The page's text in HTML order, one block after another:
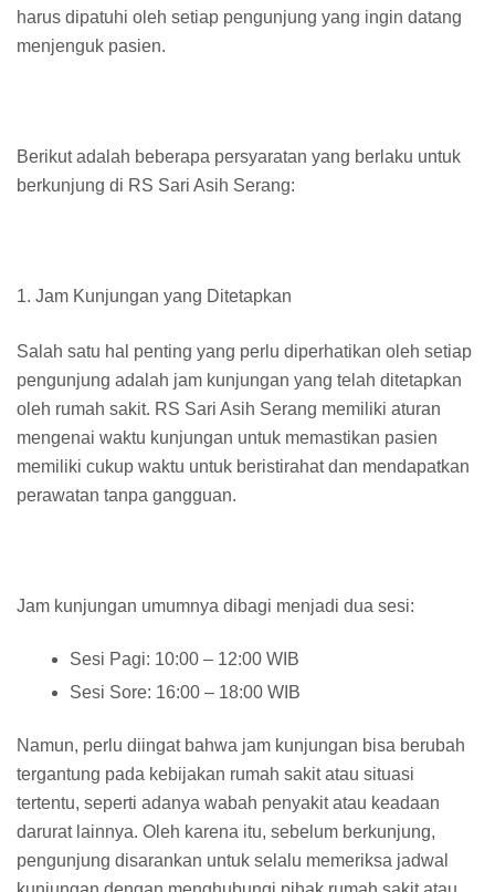
harus dipatuhi oleh setiap pengunjung yang ingin datang
menjenguk pasien.
Berikut adalah beberapa persyaratan yang berlaku untuk
berkunjung di RS Sari Asih Serang:
1. Jam Kunjungan yang Ditetapkan
Salah satu hal penting yang perlu diperhatikan oleh setiap
pengunjung adalah jam kunjungan yang telah ditetapkan
oleh rumah sakit. RS Sari Asih Serang memiliki aturan
mengenai waktu kunjungan untuk memastikan pasien
memiliki cukup waktu untuk beristirahat dan mendapatkan
perawatan tanpa gangguan.
Jam kunjungan umumnya dibagi menjadi dua sesi:
Sesi Pagi: 10:00 – 12:00 WIB
Sesi Sore: 16:00 – 18:00 WIB
Namun, perlu diingat bahwa jam kunjungan bisa berubah
tergantung pada kebijakan rumah sakit atau situasi
tertentu, seperti adanya wabah penyakit atau keadaan
darurat lainnya. Oleh karena itu, sebelum berkunjung,
pengunjung disarankan untuk selalu memeriksa jadwal